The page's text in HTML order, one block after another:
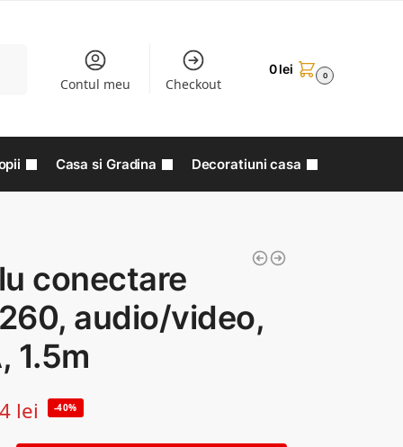
Contul meu Checkout
0lei 0
Casa si Gradina Decoratiuni casa
conectare
audio/video,
1.5m
lei -40%